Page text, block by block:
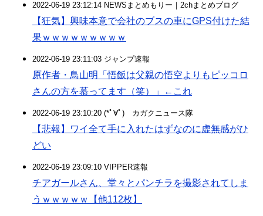
2022-06-19 23:12:14 NEWSまとめもりー｜2chまとめブログ
【狂気】興味本意で会社のブスの車にGPS付けた結
果ｗｗｗｗｗｗｗｗｗ
2022-06-19 23:11:03 ジャンプ速報
原作者・鳥山明「悟飯は父親の悟空よりもピッコロ
さんの方を慕ってます（笑）」←これ
2022-06-19 23:10:20 (*ﾟ∀ﾟ)ゞカガクニュース隊
【悲報】ワイ全て手に入れたはずなのに虚無感がひ
どい
2022-06-19 23:09:10 VIPPER速報
チアガールさん、堂々とパンチラを撮影されてしま
うｗｗｗｗｗ【他112枚】